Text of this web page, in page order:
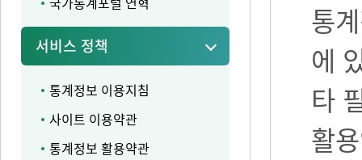
서비스 정책
통계정보 이용지침
사이트 이용약관
통계정보 활용약관
통
에
타
활